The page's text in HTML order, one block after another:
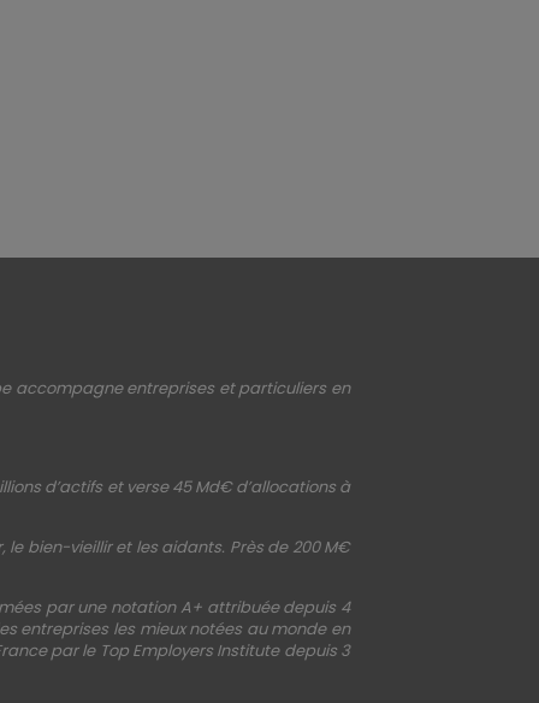
accompagne entreprises et particuliers en
d’actifs et verse 45 Md€ d’allocations à
bien-vieillir et les aidants. Près de 200 M€
par une notation A+ attribuée depuis 4
entreprises les mieux notées au monde en
par le Top Employers Institute depuis 3